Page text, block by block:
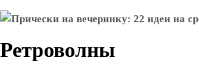
Ретроволны